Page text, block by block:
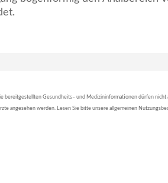
bereitgestellten Gesundheits– und Medizininformationen dürfen nicht
angesehen werden. Lesen Sie bitte unsere allgemeinen